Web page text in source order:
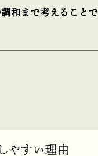
和まで考えること
やすい理由